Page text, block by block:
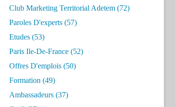
Club Marketing Territorial Adetem (72)
Paroles D'experts (57)
Etudes (53)
Paris Ile-De-France (52)
Offres D'emplois (50)
Formation (49)
Ambassadeurs (37)